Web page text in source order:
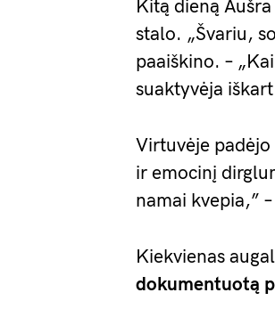
Kitą dieną
stalo. „Švariu,
paaiškino. –
suaktyvėja
Virtuvėje
ir emocinį
namai kvepia,”
Kiekvienas
dokumentuotą